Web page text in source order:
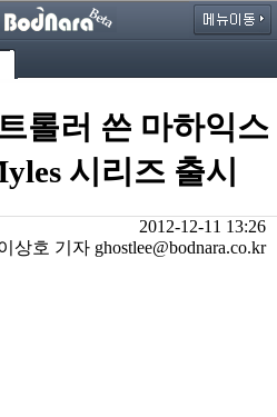
롤러 쓴 마하익스
시리즈 출시
2012-12-11 13:26
상호 기자 ghostlee@bodnara.co.kr